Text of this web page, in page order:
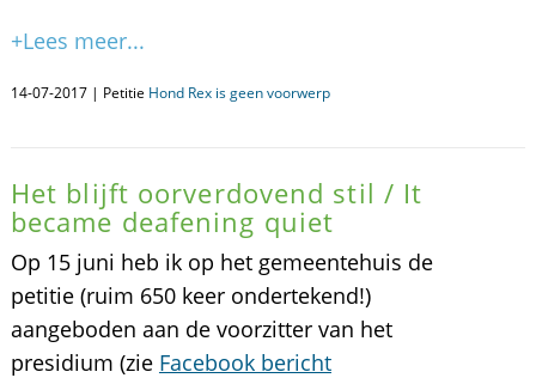
+Lees meer...
14-07-2017 | Petitie Hond Rex is geen voorwerp
Het blijft oorverdovend stil / It
became deafening quiet
Op 15 juni heb ik op het gemeentehuis de
petitie (ruim 650 keer ondertekend!)
aangeboden aan de voorzitter van het
presidium (zie Facebook bericht